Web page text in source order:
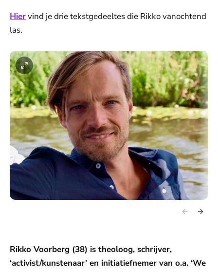
Hiervind je drie tekstgedeeltes die Rikko vanochtend
las.
Rikko Voorberg (38) is theoloog, schrijver,
‘activist/kunstenaar’ en initiatiefnemer van o.a. ‘We